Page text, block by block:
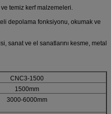
temiz kerf malzemeleri.
depolama fonksiyonu, okumak ve
sanat ve el sanatlarını kesme, metal
CNC3-1500
1500mm
3000-6000mm